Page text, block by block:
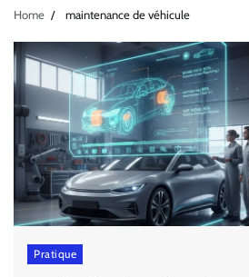
Home maintenance de véhicule
Pratique